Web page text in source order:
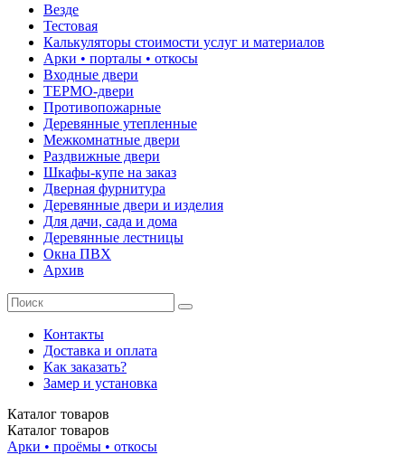
Везде
Тестовая
Калькуляторы стоимости услуг и материалов
Арки • порталы • откосы
Входные двери
ТЕРМО-двери
Противопожарные
Деревянные утепленные
Межкомнатные двери
Раздвижные двери
Шкафы-купе на заказ
Дверная фурнитура
Деревянные двери и изделия
Для дачи, сада и дома
Деревянные лестницы
Окна ПВХ
Архив
Контакты
Доставка и оплата
Как заказать?
Замер и установка
Каталог товаров
Каталог товаров
Арки • проёмы • откосы